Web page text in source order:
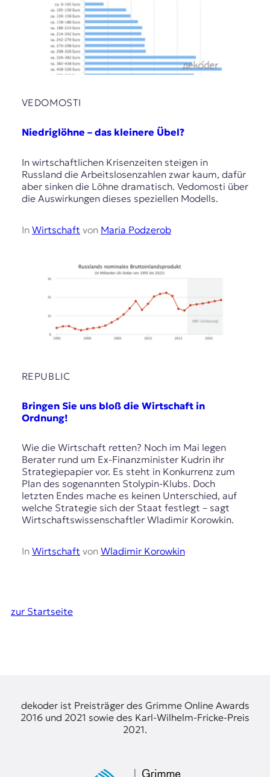
VEDOMOSTI
Niedriglöhne – das kleinere Übel?
In wirtschaftlichen Krisenzeiten steigen in
Russland die Arbeitslosenzahlen zwar kaum, dafür
aber sinken die Löhne dramatisch. Vedomosti über
die Auswirkungen dieses speziellen Modells.
In Wirtschaft von Maria Podzerob
REPUBLIC
Bringen Sie uns bloß die Wirtschaft in
Ordnung!
Wie die Wirtschaft retten? Noch im Mai legen
Berater rund um Ex-Finanzminister Kudrin ihr
Strategiepapier vor. Es steht in Konkurrenz zum
Plan des sogenannten Stolypin-Klubs. Doch
letzten Endes mache es keinen Unterschied, auf
welche Strategie sich der Staat festlegt – sagt
Wirtschaftswissenschaftler Wladimir Korowkin.
In Wirtschaft von Wladimir Korowkin
zur Startseite
dekoder ist Preisträger des Grimme Online Awards
2016 und 2021 sowie des Karl-Wilhelm-Fricke-Preis
2021.